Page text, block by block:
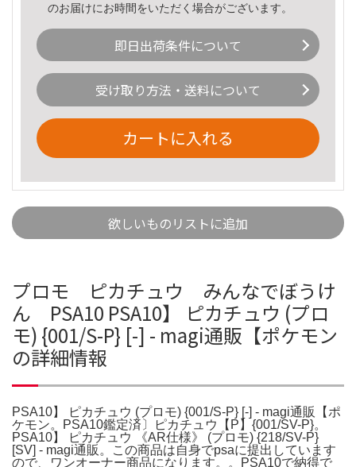
のお届けにお時間をいただく場合がございます。
即日出荷条件について
受け取り方法・送料について
カートに入れる
欲しいものリストに追加
プロモ ピカチュウ みんなでぼうけ
ん PSA10 PSA10】 ピカチュウ (プロ
モ) {001/S-P} [-] - magi通販【ポケモン
の詳細情報
PSA10】 ピカチュウ (プロモ) {001/S-P} [-] - magi通販【ポ
ケモン。PSA10鑑定済〕ピカチュウ【P】{001/SV-P}。
PSA10】 ピカチュウ 《AR仕様》 (プロモ) {218/SV-P}
[SV] - magi通販。この商品は自身でpsaに提出しています
ので、ワンオーナー商品になります。。PSA10で納得で